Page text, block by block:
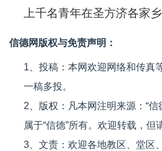
上千名青年在圣方济各家
信德网版权与免责声明：
1、投稿：本网欢迎网络和传真
一稿多投。
2、版权：凡本网注明来源：“信
属于“信德”所有。欢迎转载，但
3、文责：欢迎各地教区、堂区